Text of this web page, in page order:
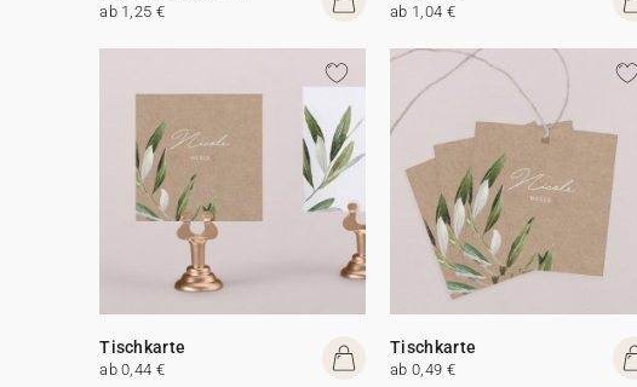
ab 1,25 € ab 1,04 €
Tischkarte
ab 0,44 €
Tischkarte
ab 0,49 €